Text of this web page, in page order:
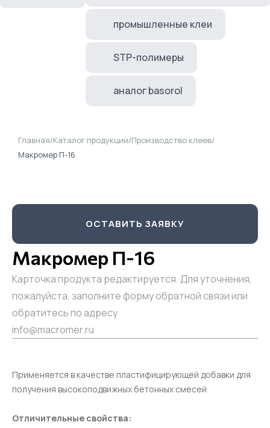
промышленные клеи
STP-полимеры
аналог basorol
Главная/Каталог продукции/Производство клеев/
Макромер П-16
ОСТАВИТЬ ЗАЯВКУ
Макромер П-16
Карточка продукта редактируется. Для уточнения,
пожалуйста, заполните форму обратной связи или
обратитесь по адресу
info@macromer.ru
Применяется в качестве пластифицирующей добавки для
получения высокоподвижных бетонных смесей
Отличительные свойства: